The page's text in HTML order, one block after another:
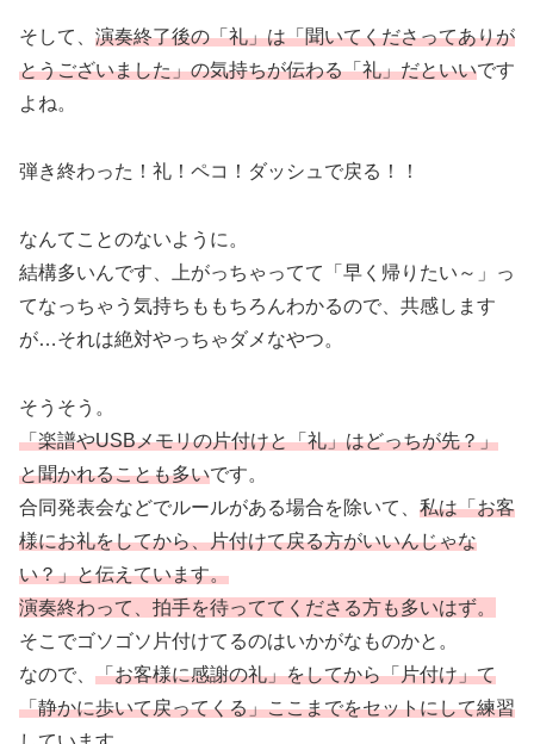
そして、 演奏終了後の「礼」は「聞いてくださってありが
とうございました」の気持ちが伝わる「礼」だといいです
よね。
弾き終わった！礼！ペコ！ダッシュで戻る！！
なんてことのないように。
結構多いんです、上がっちゃってて「早く帰りたい～」っ
てなっちゃう気持ちももちろんわかるので、共感します
が…それは絶対やっちゃダメなやつ。
そうそう。
「楽譜やUSBメモリの片付けと「礼」はどっちが先？」
と聞かれることも多いです。
合同発表会などでルールがある場合を除いて、 私は「お客
様にお礼をしてから、片付けて戻る方がいいんじゃな
い？」と伝えています。
演奏終わって、拍手を待っててくださる方も多いはず。
そこでゴソゴソ片付けてるのはいかがなものかと。
なので、 「お客様に感謝の礼」をしてから「片付け」て
「静かに歩いて戻ってくる」ここまでをセットにして練習